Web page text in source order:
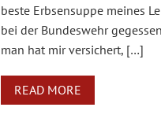
beste Erbsensuppe meines
bei der Bundeswehr
man hat mir versichert, […]
READ MORE